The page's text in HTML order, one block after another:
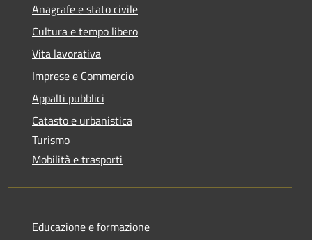
Anagrafe e stato civile
Cultura e tempo libero
Vita lavorativa
Imprese e Commercio
Appalti pubblici
Catasto e urbanistica
Turismo
Mobilità e trasporti
Educazione e formazione